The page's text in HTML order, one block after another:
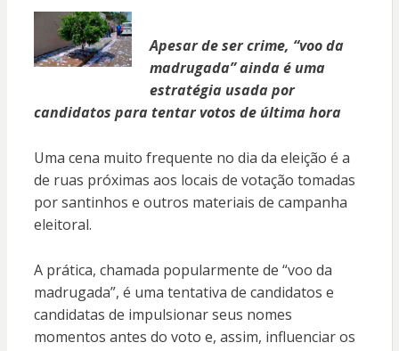
Apesar de ser crime, “voo da
madrugada” ainda é uma
estratégia usada por
candidatos para tentar votos de última hora
Uma cena muito frequente no dia da eleição é a
de ruas próximas aos locais de votação tomadas
por santinhos e outros materiais de campanha
eleitoral.
A prática, chamada popularmente de “voo da
madrugada”, é uma tentativa de candidatos e
candidatas de impulsionar seus nomes
momentos antes do voto e, assim, influenciar os